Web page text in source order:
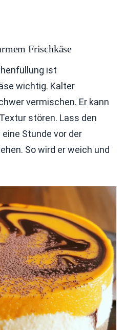
Frischkäse
ist
wichtig. Kalter
vermischen. Er kann
stören. Lass den
Stunde vor der
So wird er weich und